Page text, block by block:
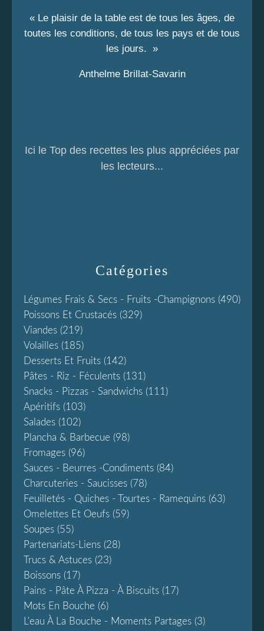
Catégories
Légumes Frais & Secs - Fruits -champignons (490)
Poissons Et Crustacés (329)
Viandes (219)
Volailles (185)
Desserts Et Fruits (142)
Pâtes - Riz - Féculents (131)
Snacks - Pizzas - Sandwichs (111)
Apéritifs (103)
Salades (102)
Plancha & Barbecue (98)
Fromages (96)
Sauces - Beurres -condiments (84)
Charcuteries - Saucisses (78)
Feuilletés - Quiches - Tourtes - Ramequins (63)
Omelettes Et Oeufs (59)
Soupes (55)
Partenariats-Liens (28)
Trucs & Astuces (23)
Boissons (17)
Pains - Pâte À Pizza - À Biscuits (17)
Mots En Bouche (6)
L'eau À La Bouche - Moments Partages (3)
« Le plaisir de la table est de tous les âges, de
toutes les conditions, de tous les pays et de tous
les jours. »
Anthelme Brillat-Savarin
Ici le Top des recettes les plus appréciées par
les lecteurs...